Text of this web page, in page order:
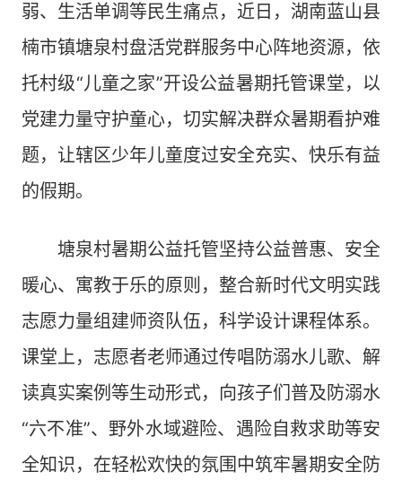
弱、生活单调等民生痛点，近日，湖南蓝山县
楠市镇塘泉村盘活党群服务中心阵地资源，依
托村级“儿童之家”开设公益暑期托管课堂，以
党建力量守护童心，切实解决群众暑期看护难
题，让辖区少年儿童度过安全充实、快乐有益
的假期。
塘泉村暑期公益托管坚持公益普惠、安全
暖心、寓教于乐的原则，整合新时代文明实践
志愿力量组建师资队伍，科学设计课程体系。
课堂上，志愿者老师通过传唱防溺水儿歌、解
读真实案例等生动形式，向孩子们普及防溺水
“六不准”、野外水域避险、遇险自救求助等安
全知识，在轻松欢快的氛围中筑牢暑期安全防